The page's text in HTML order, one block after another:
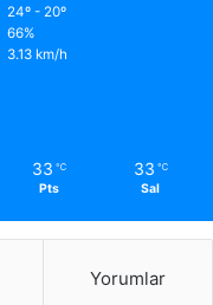
24º - 20º
66%
3.13 km/h
33 ℃
Pts
33 ℃
Sal
Yorumlar